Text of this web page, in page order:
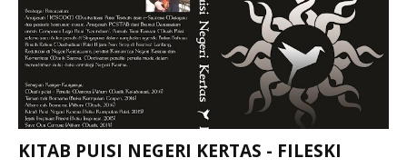
KITAB PUISI NEGERI KERTAS - FILESKI